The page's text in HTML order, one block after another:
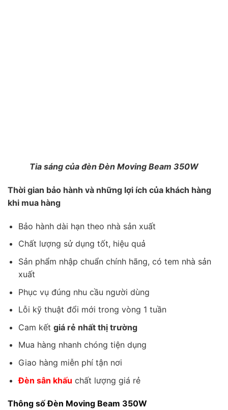
Tia sáng của đèn Đèn Moving Beam 350W
Thời gian bảo hành và những lợi ích của khách hàng
khi mua hàng
Bảo hành dài hạn theo nhà sản xuất
Chất lượng sử dụng tốt, hiệu quả
Sản phẩm nhập chuẩn chính hãng, có tem nhà sản
xuất
Phục vụ đúng nhu cầu người dùng
Lỗi kỹ thuật đổi mới trong vòng 1 tuần
Cam kết giá rẻ nhất thị trường
Mua hàng nhanh chóng tiện dụng
Giao hàng miễn phí tận nơi
Đèn sân khấu chất lượng giá rẻ
Thông số Đèn Moving Beam 350W